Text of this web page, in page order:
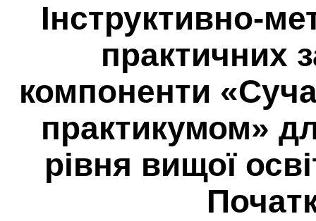
Інструктивно-
практичних
компоненти
практикумом»
рівня вищої